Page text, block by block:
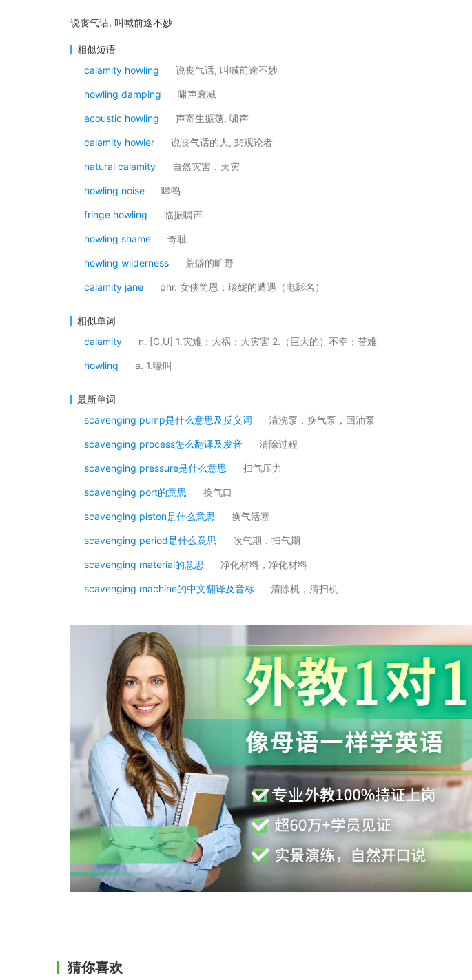
说丧气话, 叫喊前途不妙
相似短语
calamity howling
说丧气话, 叫喊前途不妙
howling damping 啸声衰减
acoustic howling 声寄生振荡, 啸声
calamity howler 说丧气话的人, 悲观论者
natural calamity 自然灾害，天灾
howling noise 嗥鸣
fringe howling 临振啸声
howling shame 奇耻
howling wilderness 荒僻的旷野
calamity jane phr. 女侠简恩；珍妮的遭遇（电影名）
相似单词
calamity
n. [C,U] 1.灾难；大祸；大灾害 2.（巨大的）不幸；苦难
howling a. 1.嚎叫
最新单词
scavenging pump是什么意思及反义词
清洗泵，换气泵，回油泵
scavenging process怎么翻译及发音 清除过程
scavenging pressure是什么意思 扫气压力
scavenging port的意思 换气口
scavenging piston是什么意思 换气活塞
scavenging period是什么意思 吹气期，扫气期
scavenging material的意思 净化材料，净化材料
scavenging machine的中文翻译及音标 清除机，清扫机
猜你喜欢